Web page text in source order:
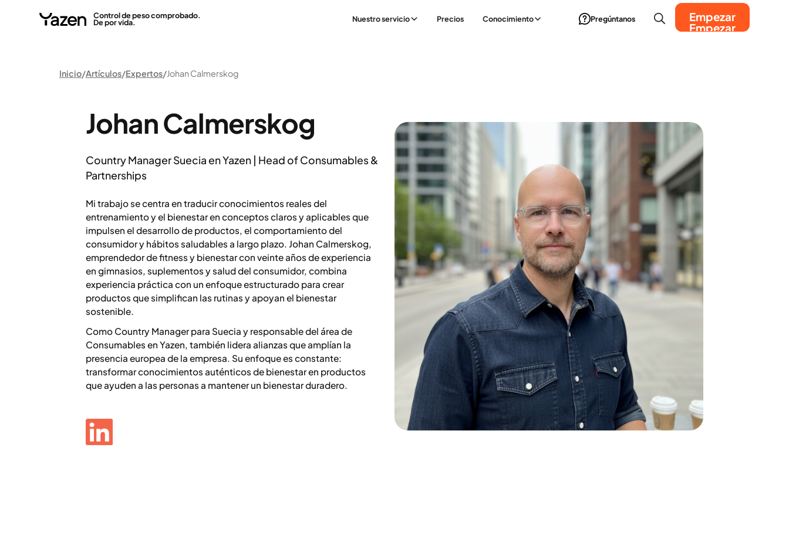
Control de peso comprobado.
De por vida. Nuestro servicio Precios Conocimiento Pregúntanos
Empezar
Empezar
Inicio Artículos Expertos Johan Calmerskog
Johan Calmerskog
Country Manager Suecia en Yazen | Head of Consumables &
Partnerships
Mi trabajo se centra en traducir conocimientos reales del
entrenamiento y el bienestar en conceptos claros y aplicables que
impulsen el desarrollo de productos, el comportamiento del
consumidor y hábitos saludables a largo plazo. Johan Calmerskog,
emprendedor de fitness y bienestar con veinte años de experiencia
en gimnasios, suplementos y salud del consumidor, combina
experiencia práctica con un enfoque estructurado para crear
productos que simplifican las rutinas y apoyan el bienestar
sostenible.
Como Country Manager para Suecia y responsable del área de
Consumables en Yazen, también lidera alianzas que amplían la
presencia europea de la empresa. Su enfoque es constante:
transformar conocimientos auténticos de bienestar en productos
que ayuden a las personas a mantener un bienestar duradero.